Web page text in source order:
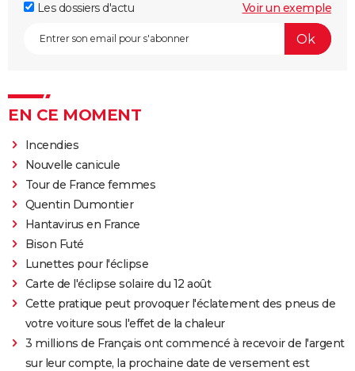
Les dossiers d'actu
Voir un exemple
EN CE MOMENT
Incendies
Nouvelle canicule
Tour de France femmes
Quentin Dumontier
Hantavirus en France
Bison Futé
Lunettes pour l'éclipse
Carte de l'éclipse solaire du 12 août
Cette pratique peut provoquer l'éclatement des pneus de
votre voiture sous l'effet de la chaleur
3 millions de Français ont commencé à recevoir de l'argent
sur leur compte, la prochaine date de versement est